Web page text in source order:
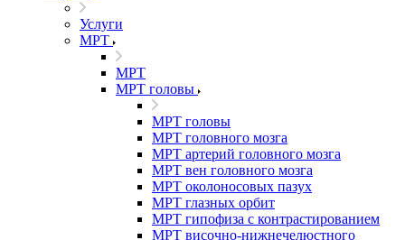
Услуги
МРТ
МРТ
МРТ головы
МРТ головы
МРТ головного мозга
МРТ артерий головного мозга
МРТ вен головного мозга
МРТ околоносовых пазух
МРТ глазных орбит
МРТ гипофиза с контрастированием
МРТ височно-нижнечелюстного